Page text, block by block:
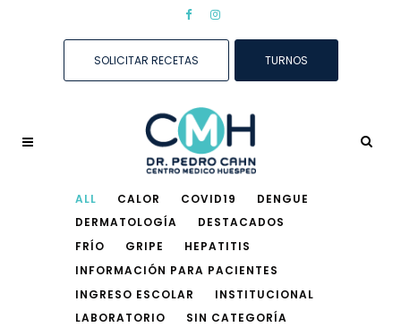
SOLICITAR RECETAS TURNOS
ALL CALOR COVID19
DENGUE
DERMATOLOGÍA
DESTACADOS
FRÍO
GRIPE
HEPATITIS
INFORMACIÓN PARA PACIENTES
INGRESO ESCOLAR
INSTITUCIONAL
LABORATORIO
SIN CATEGORÍA